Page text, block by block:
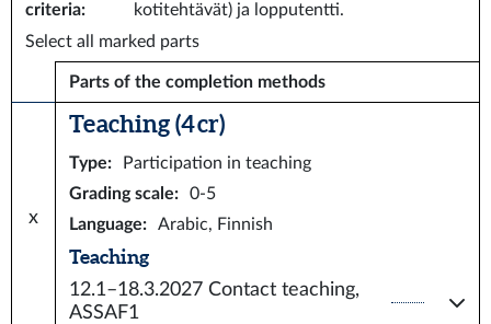
criteria:
kotitehtävät) ja lopputentti.
Select all marked parts
Parts of the completion methods
x
Teaching (4 cr)
Type:
Participation in teaching
Grading scale:
0-5
Language: Arabic, Finnish
Teaching
12.1–18.3.2027 Contact teaching,
ASSAF1